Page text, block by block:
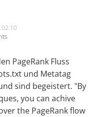
PageRank Fluss
und Metatag
sind begeistert. "By
you can achive
the PageRank flow